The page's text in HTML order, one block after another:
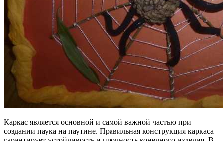
Каркас является основной и самой важной частью при
создании паука на паутине. Правильная конструкция каркаса